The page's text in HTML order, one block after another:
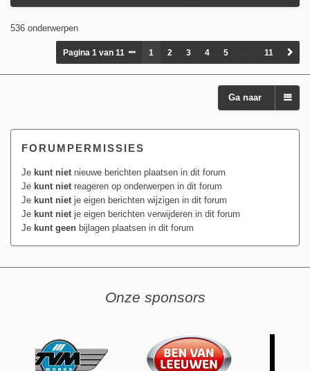
536 onderwerpen
Pagina1 van11 1 2 3 4 5 11
Ga naar
FORUMPERMISSIES
Je kunt nietnieuwe berichten plaatsen in dit forum
Je kunt nietreageren op onderwerpen in dit forum
Je kunt nietje eigen berichten wijzigen in dit forum
Je kunt nietje eigen berichten verwijderen in dit forum
Je kunt geen bijlagen plaatsen in dit forum
Onze sponsors